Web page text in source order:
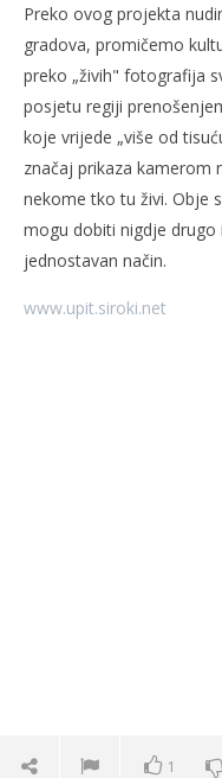
Preko ovog projekta
gradova, promičemo
preko „živih" fotografija
posjetu regiji
koje vrijede „više od
značaj prikaza kamerom
nekome tko tu živi. Obje
mogu dobiti nigdje drugo
jednostavan način.
www.upit.siroki.net
1